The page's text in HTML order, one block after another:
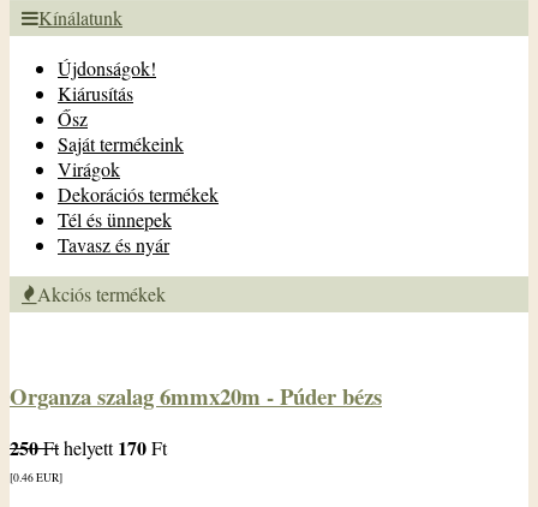
Kínálatunk
Újdonságok!
Kiárusítás
Ősz
Saját termékeink
Virágok
Dekorációs termékek
Tél és ünnepek
Tavasz és nyár
Akciós termékek
Organza szalag 6mmx20m - Púder bézs
250Fthelyett170Ft
[0.46EUR]